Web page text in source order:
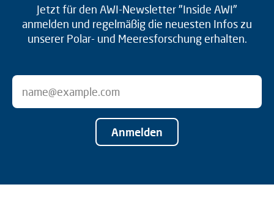
Jetzt für den AWI-Newsletter "Inside AWI"
anmelden und regelmäßig die neuesten Infos zu
unserer Polar- und Meeresforschung erhalten.
Anmelden